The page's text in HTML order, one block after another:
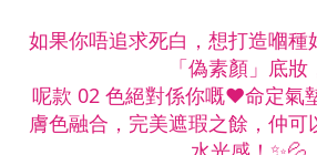
如果你唔追求死白，想打造嗰種
「偽素顏」底妝
呢款 02 色絕對係你嘅❤️命定氣
膚色融合，完美遮瑕之餘，仲